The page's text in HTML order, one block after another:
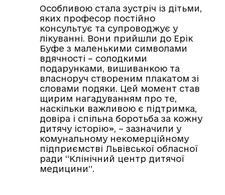
Особливою стала зустріч із дітьми,
яких професор постійно
консультує та супроводжує у
лікуванні. Вони прийшли до Ерік
Буфе з маленькими символами
вдячності – солодкими
подарунками, вишиванкою та
власноруч створеним плакатом зі
словами подяки. Цей момент став
щирим нагадуванням про те,
наскільки важливою є підтримка,
довіра і спільна боротьба за кожну
дитячу історію», – зазначили у
комунальному некомерційному
підприємстві Львівської обласної
ради “Клінічний центр дитячої
медицини”.